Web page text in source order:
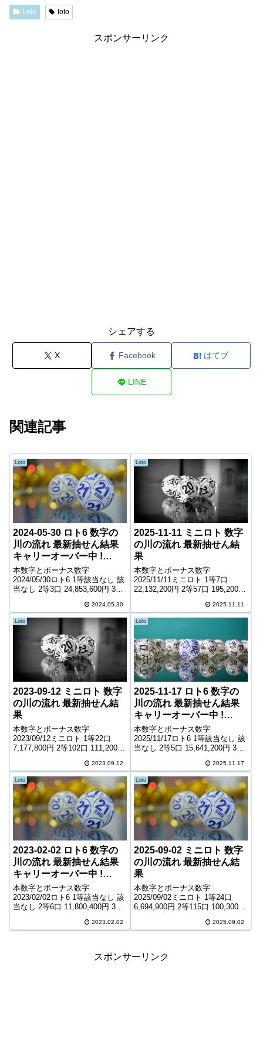
Loto loto
スポンサーリンク
シェアする
X Facebook はてブ
LINE
関連記事
Loto
2024-05-30 ロト6 数字の
川の流れ 最新抽せん結果
キャリーオーバー中 !
463,390,688円
本数字とボーナス数字
2024/05/30ロト6 1等該当なし 該
当なし 2等3口 24,853,600円 3等
7,100円 5等180,600口 1,000円
キャリーオーバー 463,39...
2024.05.30
Loto
2025-11-11 ミニロト 数字
の川の流れ 最新抽せん結
果
本数字とボーナス数字
2025/11/11ミニロト 1等7口
22,132,200円 2等57口 195,200円
口 1,000円 ＊抽せんの結果は最
終的に発売元の発表のものと照
合して下さ...
2025.11.11
Loto
2023-09-12 ミニロト 数字
の川の流れ 最新抽せん結
果
本数字とボーナス数字
2023/09/12ミニロト 1等22口
7,177,800円 2等102口 111,200円
800円 ＊抽せんの結果は最終的
に発売元の発表のものと照合し
て下さい。...
2023.09.12
Loto
2025-11-17 ロト6 数字の
川の流れ 最新抽せん結果
キャリーオーバー中 !
437,181,358円
本数字とボーナス数字
2025/11/17ロト6 1等該当なし 該
当なし 2等5口 15,641,200円 3等
7,300円 5等195,372口 1,000円
キャリーオーバー 437,18...
2025.11.17
Loto
2023-02-02 ロト6 数字の
川の流れ 最新抽せん結果
キャリーオーバー中 !
236,001,349円
本数字とボーナス数字
2023/02/02ロト6 1等該当なし 該
当なし 2等6口 11,800,400円 3等
8,400円 5等160,293口 1,000円
2023.02.02
Loto
2025-09-02 ミニロト 数字
の川の流れ 最新抽せん結
果
本数字とボーナス数字
2025/09/02ミニロト 1等24口
6,694,900円 2等115口 100,300円
800円 ＊抽せんの結果は最終的
2025.09.02
スポンサーリンク